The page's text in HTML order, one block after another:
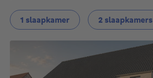
1 slaapkamer 2 slaapkamers